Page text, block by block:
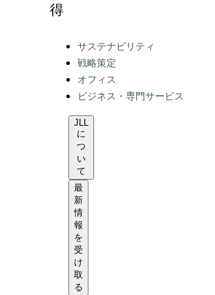
得
Categories:サステナビリティ
戦略策定
オフィス
ビジネス・専門サービス
JLL
に
つ
い
て
最
新
情
報
を
受
け
取
る